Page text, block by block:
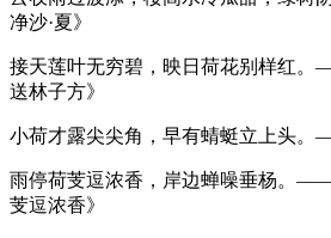
净沙·夏》
接天莲叶无穷碧，映日荷花别样红
送林子方》
小荷才露尖尖角，早有蜻蜓立上头。
雨停荷芰逗浓香，岸边蝉噪垂杨。
芰逗浓香》